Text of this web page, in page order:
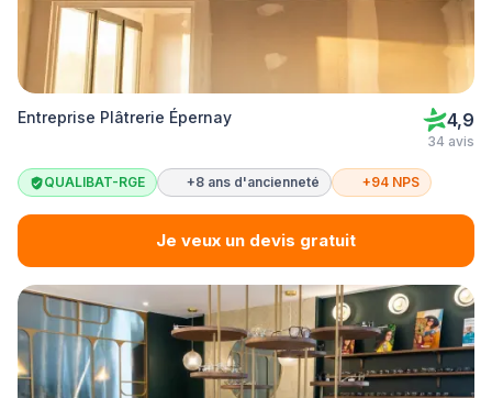
Entreprise Plâtrerie Épernay 4,9
34 avis
QUALIBAT-RGE +8 ans d'ancienneté +94 NPS
Je veux un devis gratuit